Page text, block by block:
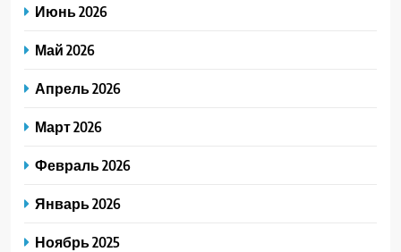
Июнь 2026
Май 2026
Апрель 2026
Март 2026
Февраль 2026
Январь 2026
Ноябрь 2025